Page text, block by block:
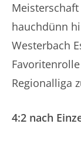
hauchdünn
Westerbach
Regionalliga
4:2 nach